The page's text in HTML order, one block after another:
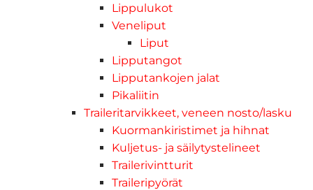
Lippulukot
Veneliput
Liput
Lipputangot
Lipputankojen jalat
Pikaliitin
Traileritarvikkeet, veneen nosto/lasku
Kuormankiristimet ja hihnat
Kuljetus- ja säilytystelineet
Trailerivintturit
Traileripyörät